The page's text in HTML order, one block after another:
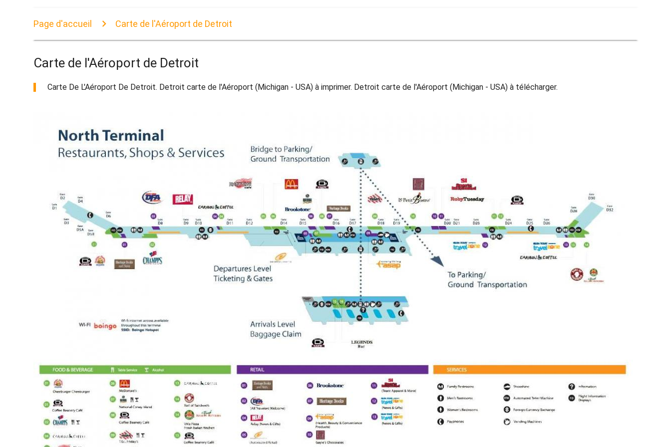
Page d'accueil Carte de l'Aéroport de Detroit
Carte de l'Aéroport de Detroit
Carte De L'Aéroport De Detroit. Detroit carte de l'Aéroport (Michigan - USA) à imprimer. Detroit carte de l'Aéroport (Michigan - USA) à télécharger.